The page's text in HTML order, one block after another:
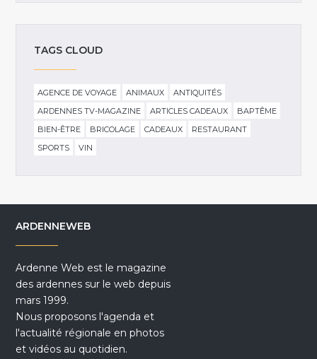
TAGS CLOUD
AGENCE DE VOYAGE ANIMAUX
ANTIQUITÉS
ARDENNES TV-MAGAZINE
ARTICLES CADEAUX
BAPTÊME
BIEN-ÊTRE
BRICOLAGE CADEAUX
RESTAURANT
SPORTS
VIN
ARDENNEWEB
Ardenne Web est le magazine
des ardennes sur le web depuis
mars 1999.
Nous proposons l'agenda et
l'actualité régionale en photos
et vidéos au quotidien.